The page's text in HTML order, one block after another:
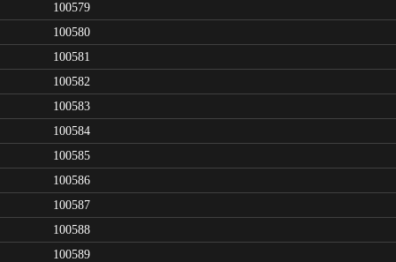
100579
100580
100581
100582
100583
100584
100585
100586
100587
100588
100589